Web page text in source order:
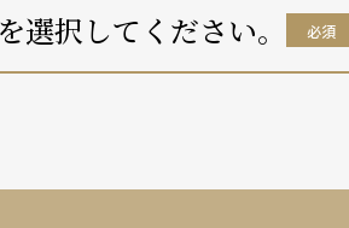
選択してください。 必須